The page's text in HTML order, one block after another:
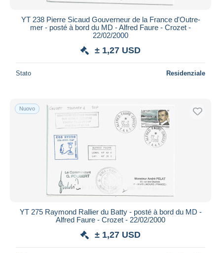
YT 238 Pierre Sicaud Gouverneur de la France d'Outre-
mer - posté à bord du MD - Alfred Faure - Crozet -
22/02/2000
± 1,27 USD
Stato Residenziale
Nuovo
YT 275 Raymond Rallier du Batty - posté à bord du MD -
Alfred Faure - Crozet - 22/02/2000
± 1,27 USD